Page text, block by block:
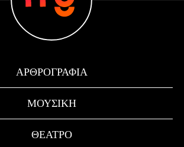
ΑΡΘΡΟΓΡΑΦΊΑ
ΜΟΥΣΙΚΉ
ΘΈΑΤΡΟ